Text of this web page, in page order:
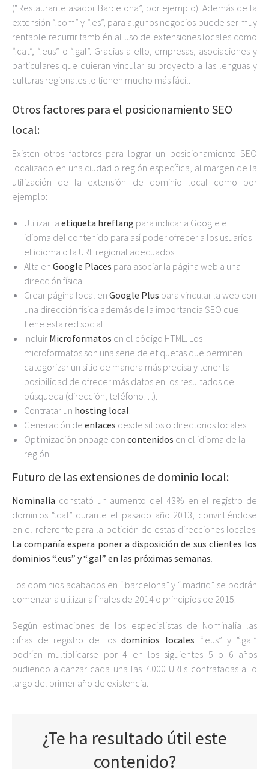
(“Restaurante asador Barcelona”, por ejemplo). Además de la
extensión “.com” y “.es”, para algunos negocios puede ser muy
rentable recurrir también al uso de extensiones locales como
“.cat”, “.eus” o “.gal”. Gracias a ello, empresas, asociaciones y
particulares que quieran vincular su proyecto a las lenguas y
culturas regionales lo tienen mucho más fácil.
Otros factores para el posicionamiento SEO
local:
Existen otros factores para lograr un posicionamiento SEO
localizado en una ciudad o región específica, al margen de la
utilización de la extensión de dominio local como por
ejemplo:
Utilizar la etiqueta hreflang para indicar a Google el
idioma del contenido para así poder ofrecer a los usuarios
el idioma o la URL regional adecuados.
Alta en Google Places para asociar la página web a una
dirección física.
Crear página local en Google Plus para vincular la web con
una dirección física además de la importancia SEO que
tiene esta red social.
Incluir Microformatos en el código HTML. Los
microformatos son una serie de etiquetas que permiten
categorizar un sitio de manera más precisa y tener la
posibilidad de ofrecer más datos en los resultados de
búsqueda (dirección, teléfono…).
Contratar un hosting local.
Generación de enlaces desde sitios o directorios locales.
Optimización onpage con contenidos en el idioma de la
región.
Futuro de las extensiones de dominio local:
Nominalia constató un aumento del 43% en el registro de
dominios “.cat” durante el pasado año 2013, convirtiéndose
en el referente para la petición de estas direcciones locales.
La compañía espera poner a disposición de sus clientes los
dominios “.eus” y “.gal” en las próximas semanas.
Los dominios acabados en “.barcelona” y “.madrid” se podrán
comenzar a utilizar a finales de 2014 o principios de 2015.
Según estimaciones de los especialistas de Nominalia las
cifras de registro de losdominios locales “.eus” y “.gal”
podrían multiplicarse por 4 en los siguientes 5 o 6 años
pudiendo alcanzar cada una las 7.000 URLs contratadas a lo
largo del primer año de existencia.
¿Te ha resultado útil este
contenido?